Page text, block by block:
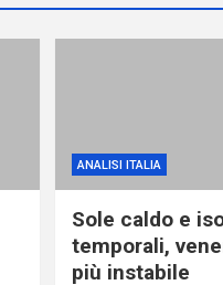
ANALISI ITALIA
Sole caldo e
temporali,
più instabile